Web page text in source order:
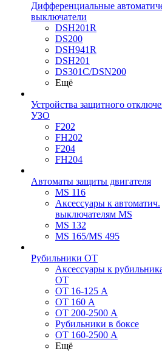
Дифференциальные
выключатели
DSH201R
DS200
DSH941R
DSH201
DS301C/DSN200
Ещё
Устройства защитного
УЗО
F202
FH202
F204
FH204
Автоматы защиты двигателя
MS 116
Аксессуары к автоматич.
выключателям MS
MS 132
MS 165/MS 495
Рубильники ОТ
Аксессуары к
OT
OT 16-125 А
OT 160 А
OT 200-2500 А
Рубильники в боксе
OT 160-2500 А
Ещё